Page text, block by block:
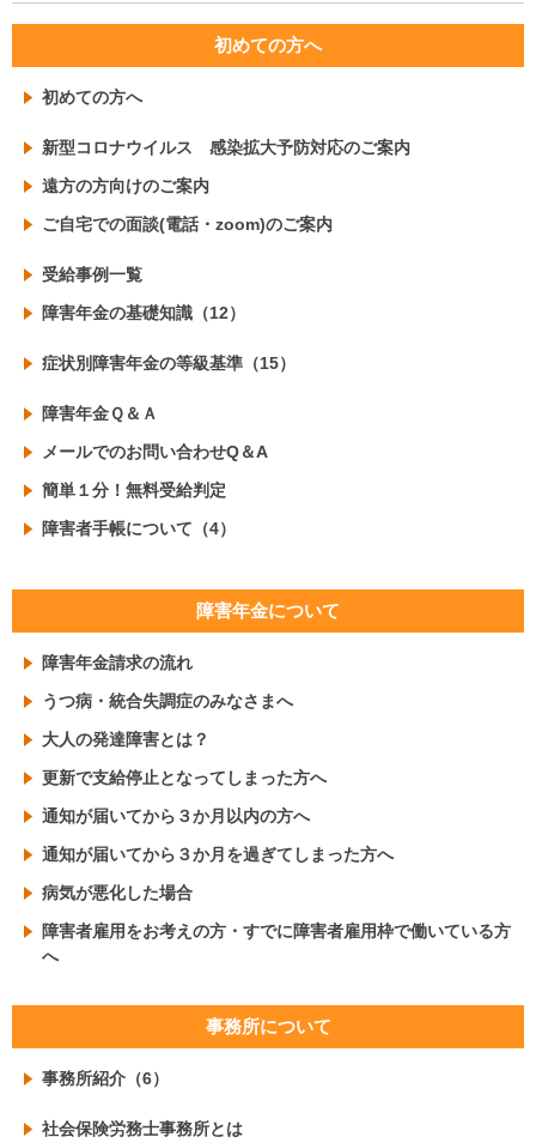
初めての方へ
初めての方へ
新型コロナウイルス 感染拡大予防対応のご案内
遠方の方向けのご案内
ご自宅での面談(電話・zoom)のご案内
受給事例一覧
障害年金の基礎知識（12）
症状別障害年金の等級基準（15）
障害年金Ｑ＆Ａ
メールでのお問い合わせQ＆A
簡単１分！無料受給判定
障害者手帳について（4）
障害年金について
障害年金請求の流れ
うつ病・統合失調症のみなさまへ
大人の発達障害とは？
更新で支給停止となってしまった方へ
通知が届いてから３か月以内の方へ
通知が届いてから３か月を過ぎてしまった方へ
病気が悪化した場合
障害者雇用をお考えの方・すでに障害者雇用枠で働いている方
へ
事務所について
事務所紹介（6）
社会保険労務士事務所とは